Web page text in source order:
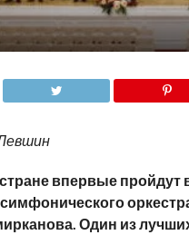
впервые
Один из